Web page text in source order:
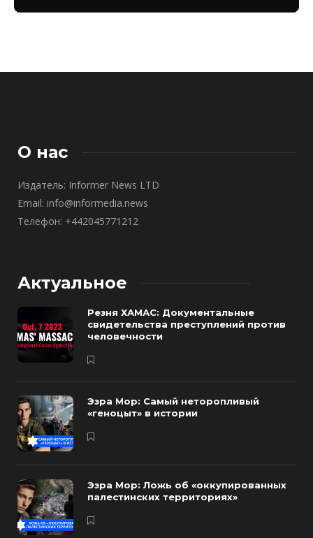
О нас
Издатель: Informer News LTD
Email: info@informedia.news
Телефон: +442045771212
Актуальное
Резня ХАМАС: Документальные
свидетельства преступлений против
человечности
Эзра Мор: Самый неторопливый
«геноцыт» в истории
Эзра Мор: Ложь об «оккупированных
палестинских территориях»